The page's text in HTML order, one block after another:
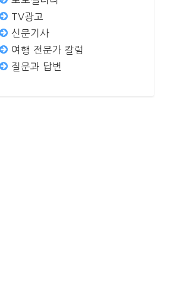
TV광고
신문기사
여행 전문가 칼럼
질문과 답변